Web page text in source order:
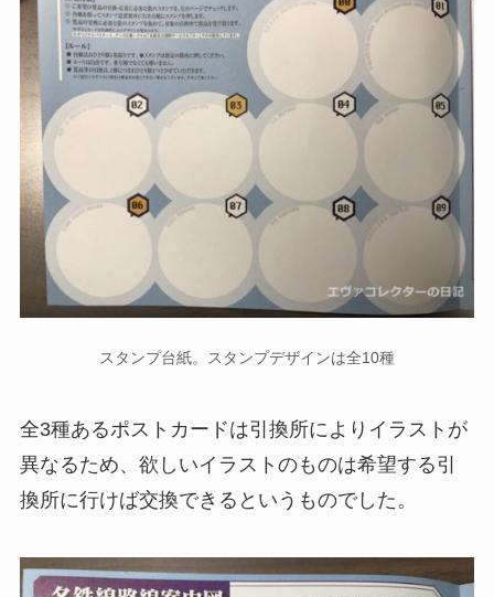
スタンプ台紙。スタンプデザインは全10種
全3種あるポストカードは引換所によりイラストが
異なるため、欲しいイラストのものは希望する引
換所に行けば交換できるというものでした。